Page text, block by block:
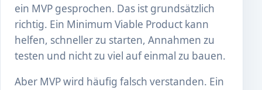
ein MVP gesprochen. Das ist grundsätzlich
richtig. Ein Minimum Viable Product kann
helfen, schneller zu starten, Annahmen zu
testen und nicht zu viel auf einmal zu bauen.
Aber MVP wird häufig falsch verstanden. Ein